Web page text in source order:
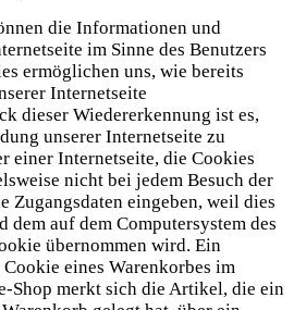
die Informationen und
im Sinne des Benutzers
ermöglichen uns, wie bereits
Internetseite
dieser Wiedererkennung ist es,
unserer Internetseite zu
einer Internetseite, die Cookies
nicht bei jedem Besuch der
Zugangsdaten eingeben, weil dies
dem auf dem Computersystem des
übernommen wird. Ein
eines Warenkorbes im
Shop merkt sich die Artikel, die ein